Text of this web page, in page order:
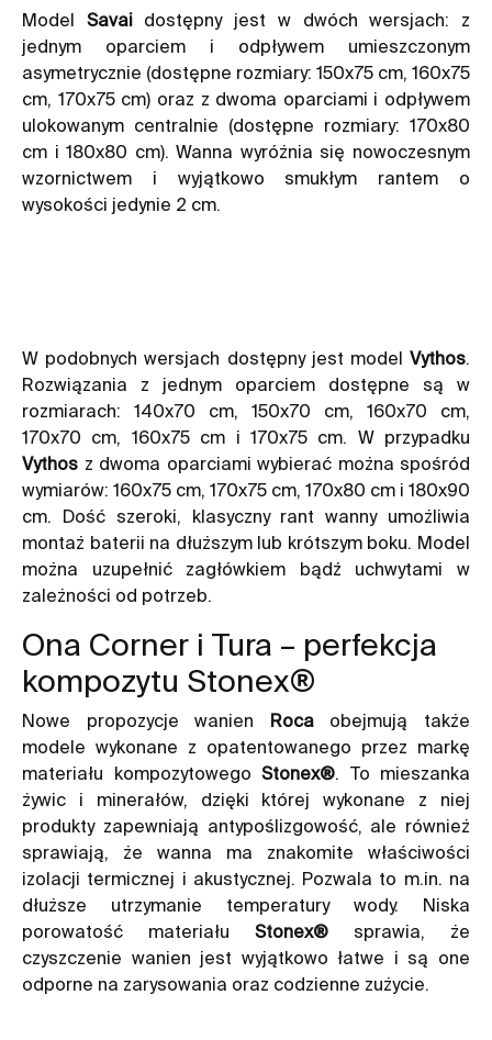
Model Savai dostępny jest w dwóch wersjach: z
jednym oparciem i odpływem umieszczonym
asymetrycznie (dostępne rozmiary: 150x75 cm, 160x75
cm, 170x75 cm) oraz z dwoma oparciami i odpływem
ulokowanym centralnie (dostępne rozmiary: 170x80
cm i 180x80 cm). Wanna wyróżnia się nowoczesnym
wzornictwem i wyjątkowo smukłym rantem o
wysokości jedynie 2 cm.
W podobnych wersjach dostępny jest model Vythos
Rozwiązania z jednym oparciem dostępne są w
rozmiarach: 140x70 cm, 150x70 cm, 160x70 cm,
170x70 cm, 160x75 cm i 170x75 cm. W przypadku
Vythos z dwoma oparciami wybierać można spośród
wymiarów: 160x75 cm, 170x75 cm, 170x80 cm i 180x90
cm. Dość szeroki, klasyczny rant wanny umożliwia
montaż baterii na dłuższym lub krótszym boku. Model
można uzupełnić zagłówkiem bądź uchwytami w
zależności od potrzeb.
Ona Corner i Tura – perfekcja
kompozytu Stonex®
Nowe propozycje wanien Roca obejmują także
modele wykonane z opatentowanego przez markę
materiału kompozytowego Stonex® . To mieszanka
żywic i minerałów, dzięki której wykonane z niej
produkty zapewniają antypoślizgowość, ale również
sprawiają, że wanna ma znakomite właściwości
izolacji termicznej i akustycznej. Pozwala to m.in. na
dłuższe utrzymanie temperatury wody. Niska
porowatość materiału Stonex® sprawia, że
czyszczenie wanien jest wyjątkowo łatwe i są one
odporne na zarysowania oraz codzienne zużycie.